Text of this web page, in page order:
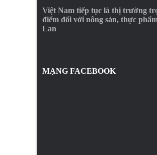
Việt Nam tiếp tục là thị trường
điểm đối với nông sản, thực
Lan
MẠNG FACEBOOK